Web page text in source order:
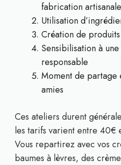
fabrication
Utilisation
Création de
Sensibilisation à
responsable
Moment de
amies
Ces ateliers durent
les tarifs varient entre 40€
Vous repartirez avec vos
baumes à lèvres, des